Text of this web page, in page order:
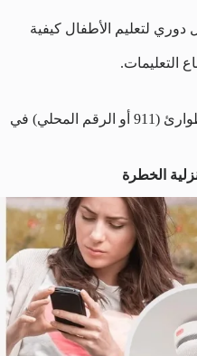
دوري لتعليم الأطفال كيفية
التعليمات.
علم الطفل كيفية الاتصال بالطوارئ (911 أو الرقم المحلي) في
الخطرة